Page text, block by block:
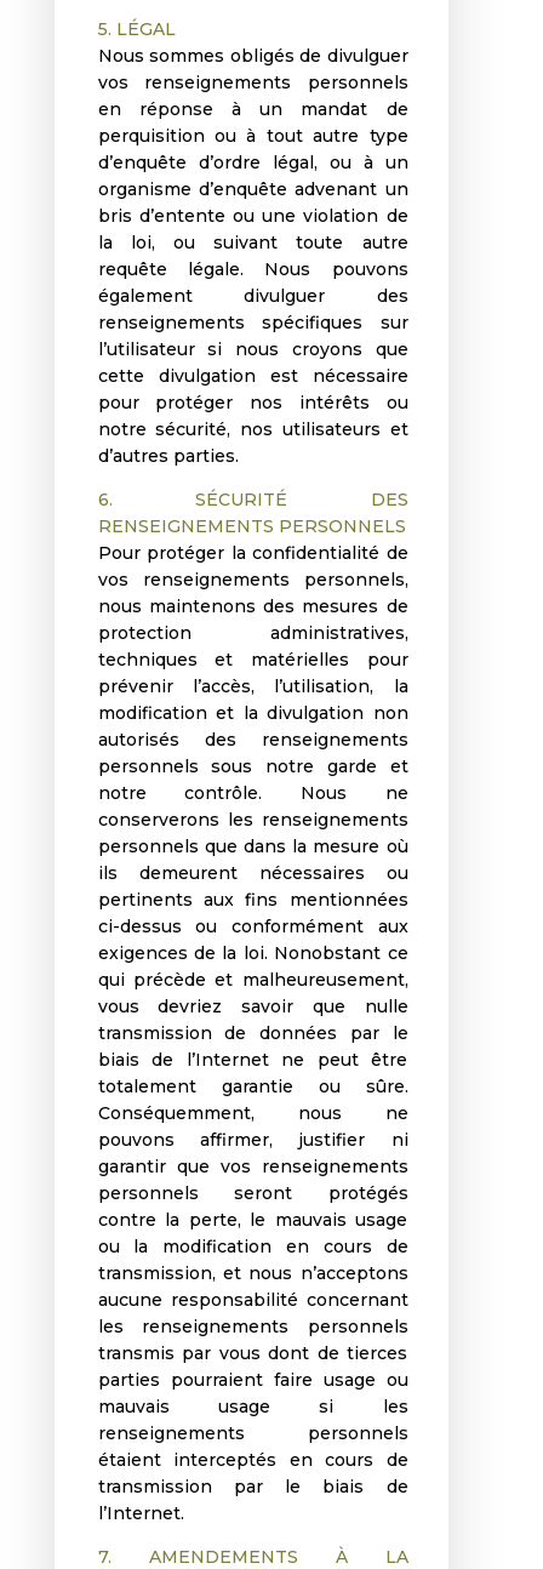
5. LÉGAL
Nous sommes obligés de divulguer
vos renseignements personnels
en réponse à un mandat de
perquisition ou à tout autre type
d’enquête d’ordre légal, ou à un
organisme d’enquête advenant un
bris d’entente ou une violation de
la loi, ou suivant toute autre
requête légale. Nous pouvons
également divulguer des
renseignements spécifiques sur
l’utilisateur si nous croyons que
cette divulgation est nécessaire
pour protéger nos intérêts ou
notre sécurité, nos utilisateurs et
d’autres parties.
6. SÉCURITÉ DES
RENSEIGNEMENTS PERSONNELS
Pour protéger la confidentialité de
vos renseignements personnels,
nous maintenons des mesures de
protection administratives,
techniques et matérielles pour
prévenir l’accès, l’utilisation, la
modification et la divulgation non
autorisés des renseignements
personnels sous notre garde et
notre contrôle. Nous ne
conserverons les renseignements
personnels que dans la mesure où
ils demeurent nécessaires ou
pertinents aux fins mentionnées
ci-dessus ou conformément aux
exigences de la loi. Nonobstant ce
qui précède et malheureusement,
vous devriez savoir que nulle
transmission de données par le
biais de l’Internet ne peut être
totalement garantie ou sûre.
Conséquemment, nous ne
pouvons affirmer, justifier ni
garantir que vos renseignements
personnels seront protégés
contre la perte, le mauvais usage
ou la modification en cours de
transmission, et nous n’acceptons
aucune responsabilité concernant
les renseignements personnels
transmis par vous dont de tierces
parties pourraient faire usage ou
mauvais usage si les
renseignements personnels
étaient interceptés en cours de
transmission par le biais de
l’Internet.
7. AMENDEMENTS À LA